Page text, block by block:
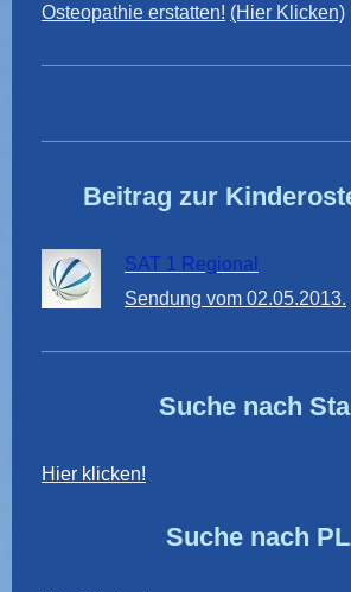
Osteopathie erstatten! (Hier Klicken)
Beitrag zur
SAT 1 Regional
Sendung vom 02.05.2013.
Suche nach
Hier klicken!
Suche nach